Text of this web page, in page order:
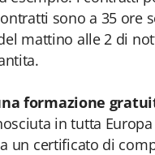
sono a 35 ore
mattino alle 2 di
formazione
in tutta
un certificato di